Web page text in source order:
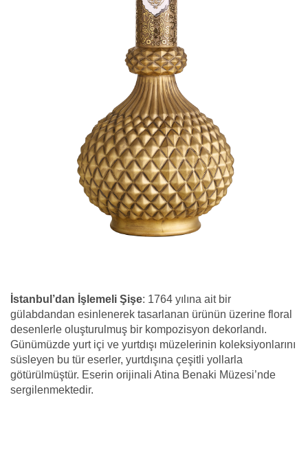
İstanbul’dan İşlemeli Şişe: 1764 yılına ait bir
gülabdandan esinlenerek tasarlanan ürünün üzerine floral
desenlerle oluşturulmuş bir kompozisyon dekorlandı.
Günümüzde yurt içi ve yurtdışı müzelerinin koleksiyonlarını
süsleyen bu tür eserler, yurtdışına çeşitli yollarla
götürülmüştür. Eserin orijinali Atina Benaki Müzesi’nde
sergilenmektedir.